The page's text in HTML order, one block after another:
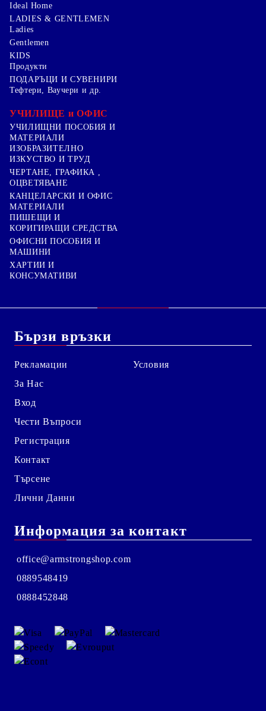
Ideal Home
LADIES & GENTLEMEN
Ladies
Gentlemen
KIDS
Продукти
ПОДАРЪЦИ И СУВЕНИРИ
Тефтери, Ваучери и др.
УЧИЛИЩЕ и ОФИС
УЧИЛИЩНИ ПОСОБИЯ И
МАТЕРИАЛИ
ИЗОБРАЗИТЕЛНО
ИЗКУСТВО И ТРУД
ЧЕРТАНЕ, ГРАФИКА ,
ОЦВЕТЯВАНЕ
КАНЦЕЛАРСКИ И ОФИС
МАТЕРИАЛИ
ПИШЕЩИ И
КОРИГИРАЩИ СРЕДСТВА
ОФИСНИ ПОСОБИЯ И
МАШИНИ
ХАРТИИ И
КОНСУМАТИВИ
Бързи връзки
Рекламации
За Нас
Вход
Чести Въпроси
Регистрация
Контакт
Търсене
Лични Данни
Условия
Информация за контакт
office@armstrongshop.com
0889548419
0888452848